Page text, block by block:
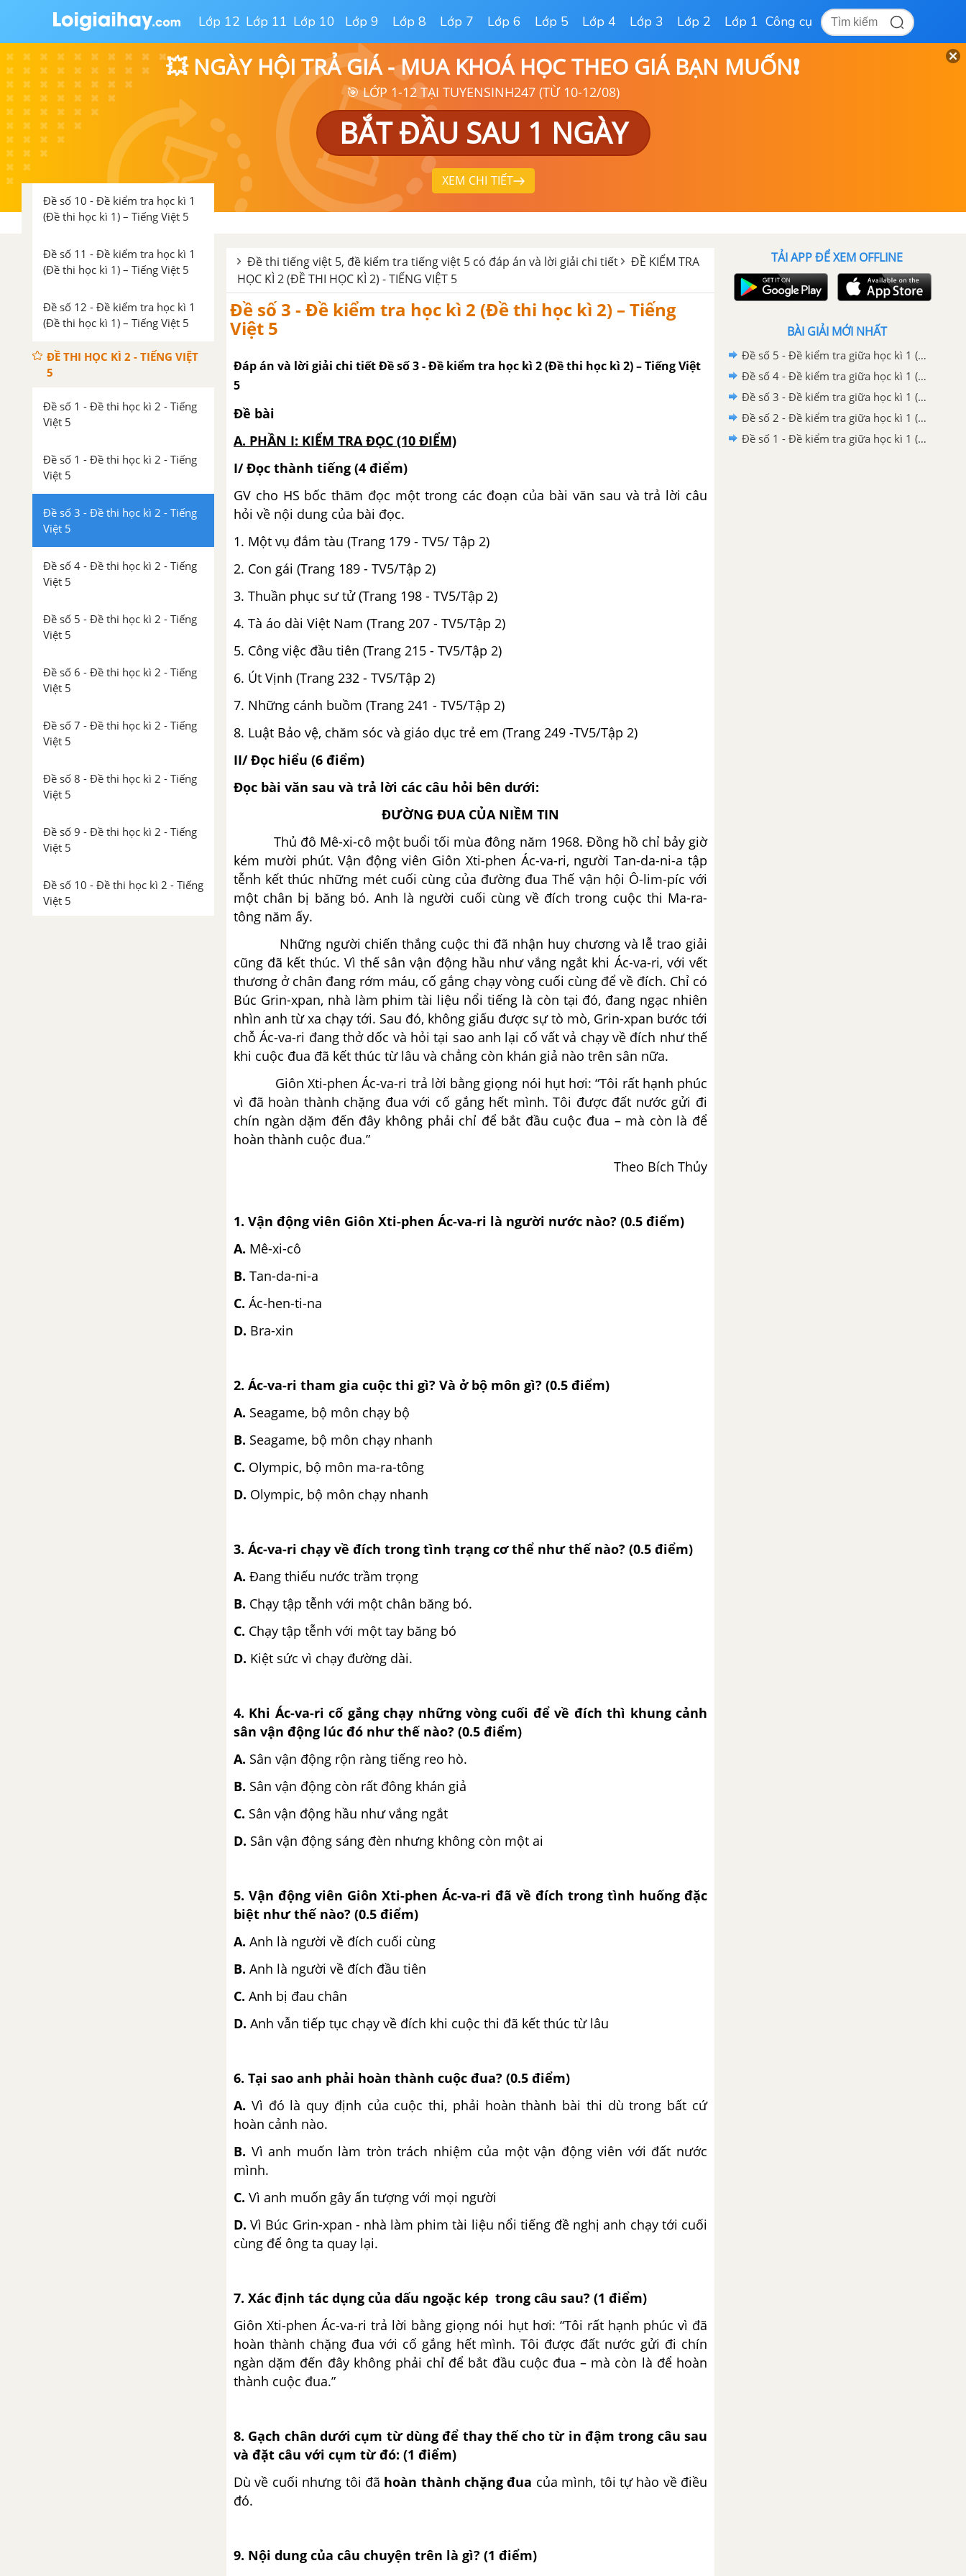
Lớp 12 Lớp 11 Lớp 10 Lớp 9 Lớp 8 Lớp 7 Lớp 6 Lớp 5 Lớp 4 Lớp 3 Lớp 2 Lớp 1 Công cụ
💥 NGÀY HỘI TRẢ GIÁ - MUA KHOÁ HỌC THEO GIÁ BẠN MUỐN❗
🎯 LỚP 1-12 TẠI TUYENSINH247 (TỪ 10-12/08)
BẮT ĐẦU SAU 1 NGÀY
XEM CHI TIẾT
Đề số 7 - Đề kiểm tra học kì 1
(Đề thi học kì 1) – Tiếng Việt 5
Đề số 8 - Đề kiểm tra học kì 1
(Đề thi học kì 1) – Tiếng Việt 5
Đề số 9 - Đề kiểm tra học kì 1
(Đề thi học kì 1) – Tiếng Việt 5
Đề số 10 - Đề kiểm tra học kì 1
(Đề thi học kì 1) – Tiếng Việt 5
Đề số 11 - Đề kiểm tra học kì 1
(Đề thi học kì 1) – Tiếng Việt 5
Đề số 12 - Đề kiểm tra học kì 1
(Đề thi học kì 1) – Tiếng Việt 5
ĐỀ THI HỌC KÌ 2 - TIẾNG VIỆT
5
Đề số 1 - Đề thi học kì 2 - Tiếng
Việt 5
Đề số 1 - Đề thi học kì 2 - Tiếng
Việt 5
Đề số 3 - Đề thi học kì 2 - Tiếng
Việt 5
Đề số 4 - Đề thi học kì 2 - Tiếng
Việt 5
Đề số 5 - Đề thi học kì 2 - Tiếng
Việt 5
Đề số 6 - Đề thi học kì 2 - Tiếng
Việt 5
Đề số 7 - Đề thi học kì 2 - Tiếng
Việt 5
Đề số 8 - Đề thi học kì 2 - Tiếng
Việt 5
Đề số 9 - Đề thi học kì 2 - Tiếng
Việt 5
Đề số 10 - Đề thi học kì 2 - Tiếng
Việt 5
Đề thi tiếng việt 5, đề kiểm tra tiếng việt 5 có đáp án và lời giải chi tiết
ĐỀ KIỂM TRA
HỌC KÌ 2 (ĐỀ THI HỌC KÌ 2) - TIẾNG VIỆT 5
Đề số 3 - Đề kiểm tra học kì 2 (Đề thi học kì 2) – Tiếng
Việt 5
Đáp án và lời giải chi tiết Đề số 3 - Đề kiểm tra học kì 2 (Đề thi học kì 2) – Tiếng Việt
5
Đề bài
A. PHẦN I: KIỂM TRA ĐỌC (10 ĐIỂM)
I/ Đọc thành tiếng (4 điểm)
GV cho HS bốc thăm đọc một trong các đoạn của bài văn sau và trả lời câu
hỏi về nội dung của bài đọc.
1. Một vụ đắm tàu (Trang 179 - TV5/ Tập 2)
2. Con gái (Trang 189 - TV5/Tập 2)
3. Thuần phục sư tử (Trang 198 - TV5/Tập 2)
4. Tà áo dài Việt Nam (Trang 207 - TV5/Tập 2)
5. Công việc đầu tiên (Trang 215 - TV5/Tập 2)
6. Út Vịnh (Trang 232 - TV5/Tập 2)
7. Những cánh buồm (Trang 241 - TV5/Tập 2)
8. Luật Bảo vệ, chăm sóc và giáo dục trẻ em (Trang 249 -TV5/Tập 2)
II/ Đọc hiểu (6 điểm)
Đọc bài văn sau và trả lời các câu hỏi bên dưới:
ĐƯỜNG ĐUA CỦA NIỀM TIN
Thủ đô Mê-xi-cô một buổi tối mùa đông năm 1968. Đồng hồ chỉ bảy giờ
kém mười phút. Vận động viên Giôn Xti-phen Ác-va-ri, người Tan-da-ni-a tập
tễnh kết thúc những mét cuối cùng của đường đua Thế vận hội Ô-lim-píc với
một chân bị băng bó. Anh là người cuối cùng về đích trong cuộc thi Ma-ra-
tông năm ấy.
Những người chiến thắng cuộc thi đã nhận huy chương và lễ trao giải
cũng đã kết thúc. Vì thế sân vận động hầu như vắng ngắt khi Ác-va-ri, với vết
thương ở chân đang rớm máu, cố gắng chạy vòng cuối cùng để về đích. Chỉ có
Búc Grin-xpan, nhà làm phim tài liệu nổi tiếng là còn tại đó, đang ngạc nhiên
nhìn anh từ xa chạy tới. Sau đó, không giấu được sự tò mò, Grin-xpan bước tới
chỗ Ác-va-ri đang thở dốc và hỏi tại sao anh lại cố vất vả chạy về đích như thế
khi cuộc đua đã kết thúc từ lâu và chẳng còn khán giả nào trên sân nữa.
Giôn Xti-phen Ác-va-ri trả lời bằng giọng nói hụt hơi: “Tôi rất hạnh phúc
vì đã hoàn thành chặng đua với cố gắng hết mình. Tôi được đất nước gửi đi
chín ngàn dặm đến đây không phải chỉ để bắt đầu cuộc đua – mà còn là để
hoàn thành cuộc đua.”
Theo Bích Thủy
1. Vận động viên Giôn Xti-phen Ác-va-ri là người nước nào? (0.5 điểm)
A. Mê-xi-cô
B. Tan-da-ni-a
C. Ác-hen-ti-na
D. Bra-xin
2. Ác-va-ri tham gia cuộc thi gì? Và ở bộ môn gì? (0.5 điểm)
A. Seagame, bộ môn chạy bộ
B. Seagame, bộ môn chạy nhanh
C. Olympic, bộ môn ma-ra-tông
D. Olympic, bộ môn chạy nhanh
3. Ác-va-ri chạy về đích trong tình trạng cơ thể như thế nào? (0.5 điểm)
A. Đang thiếu nước trầm trọng
B. Chạy tập tễnh với một chân băng bó.
C. Chạy tập tễnh với một tay băng bó
D. Kiệt sức vì chạy đường dài.
4. Khi Ác-va-ri cố gắng chạy những vòng cuối để về đích thì khung cảnh
sân vận động lúc đó như thế nào? (0.5 điểm)
A. Sân vận động rộn ràng tiếng reo hò.
B. Sân vận động còn rất đông khán giả
C. Sân vận động hầu như vắng ngắt
D. Sân vận động sáng đèn nhưng không còn một ai
5. Vận động viên Giôn Xti-phen Ác-va-ri đã về đích trong tình huống đặc
biệt như thế nào? (0.5 điểm)
A. Anh là người về đích cuối cùng
B. Anh là người về đích đầu tiên
C. Anh bị đau chân
D. Anh vẫn tiếp tục chạy về đích khi cuộc thi đã kết thúc từ lâu
6. Tại sao anh phải hoàn thành cuộc đua? (0.5 điểm)
A. Vì đó là quy định của cuộc thi, phải hoàn thành bài thi dù trong bất cứ
hoàn cảnh nào.
B. Vì anh muốn làm tròn trách nhiệm của một vận động viên với đất nước
mình.
C. Vì anh muốn gây ấn tượng với mọi người
D.Vì Búc Grin-xpan - nhà làm phim tài liệu nổi tiếng đề nghị anh chạy tới cuối
cùng để ông ta quay lại.
7. Xác định tác dụng của dấu ngoặc kép trong câu sau? (1 điểm)
Giôn Xti-phen Ác-va-ri trả lời bằng giọng nói hụt hơi: “Tôi rất hạnh phúc vì đã
hoàn thành chặng đua với cố gắng hết mình. Tôi được đất nước gửi đi chín
ngàn dặm đến đây không phải chỉ để bắt đầu cuộc đua – mà còn là để hoàn
thành cuộc đua.”
8. Gạch chân dưới cụm từ dùng để thay thế cho từ in đậm trong câu sau
và đặt câu với cụm từ đó: (1 điểm)
Dù về cuối nhưng tôi đã hoàn thành chặng đua của mình, tôi tự hào về điều
đó.
9. Nội dung của câu chuyện trên là gì? (1 điểm)
TẢI APP ĐỂ XEM OFFLINE
BÀI GIẢI MỚI NHẤT
Đề số 5 - Đề kiểm tra giữa học kì 1 (Đề thi giữa học kì 1) – Tiếng Việt 5
Đề số 4 - Đề kiểm tra giữa học kì 1 (Đề thi giữa học kì 1) – Tiếng Việt 5
Đề số 3 - Đề kiểm tra giữa học kì 1 (Đề thi giữa học kì 1) – Tiếng Việt 5
Đề số 2 - Đề kiểm tra giữa học kì 1 (Đề thi giữa học kì 1) – Tiếng Việt 5
Đề số 1 - Đề kiểm tra giữa học kì 1 (Đề thi giữa học kì 1) – Tiếng Việt 5